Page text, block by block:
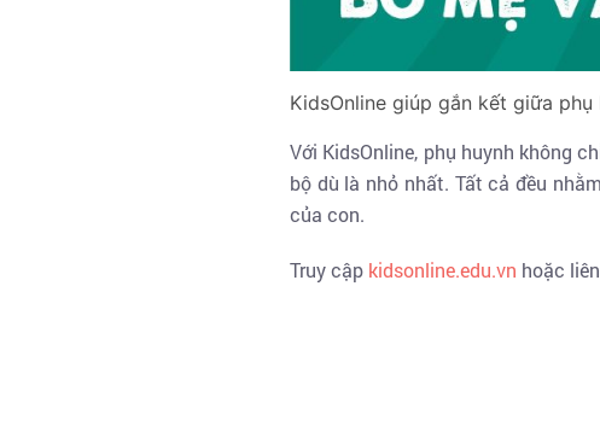
KidsOnline giúp gắn kết giữa
Với KidsOnline, phụ huynh không
bộ dù là nhỏ nhất. Tất cả đều
của con.
Truy cập kidsonline.edu.vn hoặc